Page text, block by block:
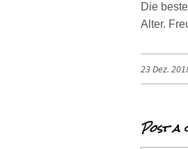
Die
Alter.
23 Dez.
Post a